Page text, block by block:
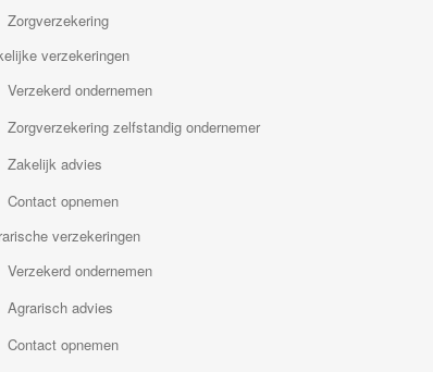
Zorgverzekering
verzekeringen
Verzekerd ondernemen
Zorgverzekering zelfstandig ondernemer
Zakelijk advies
Contact opnemen
verzekeringen
Verzekerd ondernemen
Agrarisch advies
Contact opnemen